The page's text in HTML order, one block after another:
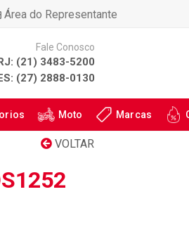
Área do Representante
Fale Conosco
(21) 3483-5200
(27) 2888-0130
Moto Marcas
VOLTAR